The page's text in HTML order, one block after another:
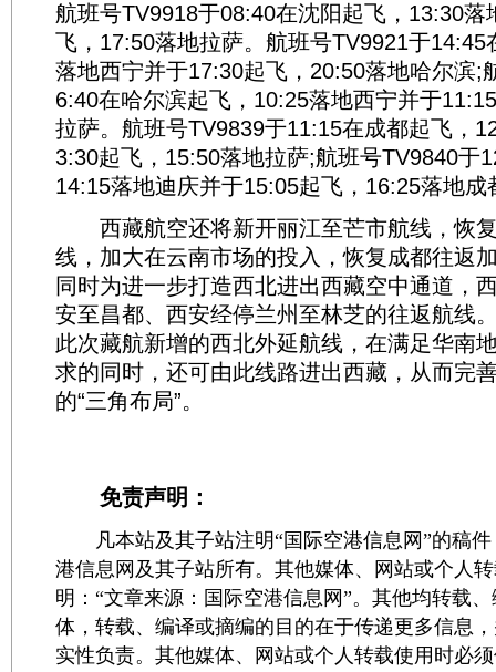
航班号TV9918于08:40在沈阳起飞，13:30落
飞，17:50落地拉萨。航班号TV9921于14:45
落地西宁并于17:30起飞，20:50落地哈尔滨;
6:40在哈尔滨起飞，10:25落地西宁并于
拉萨。航班号TV9839于11:15在成都起飞，
3:30起飞，15:50落地拉萨;航班号TV9840于
14:15落地迪庆并于15:05起飞，16:25落地成
西藏航空还将新开丽江至芒市航线，恢
线，加大在云南市场的投入，恢复成都往返
同时为进一步打造西北进出西藏空中通道，
安至昌都、西安经停兰州至林芝的往返航线
此次藏航新增的西北外延航线，在满足华南
求的同时，还可由此线路进出西藏，从而完
的“三角布局”。
免责声明：
凡本站及其子站注明“国际空港信息网”的稿件
港信息网及其子站所有。其他媒体、网站或个人
明：“文章来源：国际空港信息网”。其他均转载
体，转载、编译或摘编的目的在于传递更多信息
实性负责。其他媒体、网站或个人转载使用时必